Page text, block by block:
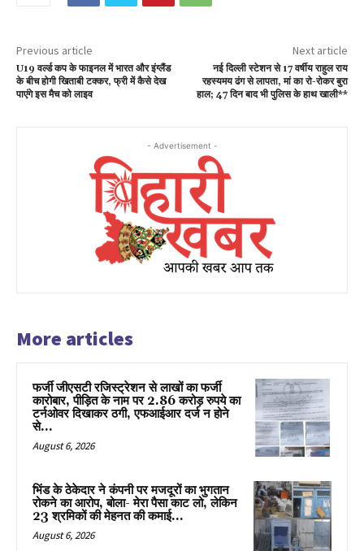
Previous article
U19 वर्ल्ड कप के फाइनल में भारत और इंग्लैंड
के बीच होगी खिताबी टक्कर, फ्री में कैसे देख
पाएंगे इस मैच को लाइव
Next article
नई दिल्ली स्टेशन से 17 वर्षीय राहुल राय
रहस्यमय ढंग से लापता, मां का रो-रोकर बुरा
हाल; 47 दिन बाद भी पुलिस के हाथ खाली**
- Advertisement -
More articles
फर्जी जीएसटी रजिस्ट्रेशन से लाखों का फर्जी
कारोबार, पीड़ित के नाम पर 2.86 करोड़ रुपये का
टर्नओवर दिखाकर ठगी, एफआईआर दर्ज न होने
से...
August 6, 2026
भिंड के ठेकेदार ने कंपनी पर मजदूरों का भुगतान
रोकने का आरोप, बोला- मेरा पैसा काट लो, लेकिन
23 श्रमिकों की मेहनत की कमाई...
August 6, 2026